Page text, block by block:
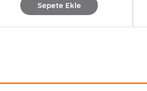
Sepete Ekle